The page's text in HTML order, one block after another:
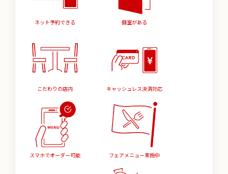
ネット予約できる 個室がある
こだわりの店内 キャッシュレス決済対応
スマホでオーダー可能 フェアメニュー実施中